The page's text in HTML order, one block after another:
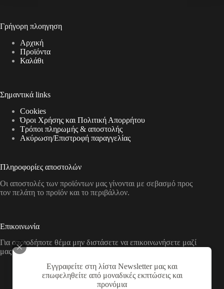
Εγγραφείτε στη λίστα Newsletter μας και
επωφεληθείτε από μοναδικές εκπτώσεις και
προνόμια
Γρήγορη πλοηγηση
Αρχική
Προϊόντα
Καλάθι
Σημαντικά links
Cookies
Όροι Χρήσης και Πολιτική Απορρήτου
Τρόποι πληρωμής & αποστολής
Aκύρωση/Επιστροφή παραγγελίας
Πληροφορίες αποστολών
Οι αποστολές των προϊόντων μας γίνονται με σεβασμό προς
τον πελάτη το προϊόν και το περιβάλλον.
Επικοινωνία
Για οποιοδήποτε θέμα μην διστάσετε να επικοινωνήσετε μαζί
μας με τους παρακάτω τρόπους
Διεύθυνση:
Νικολάου Χάσου 19, ΤΚ 53100, Φλώρινα,